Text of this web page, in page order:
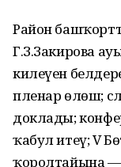
Район
Г.З.Закирова
килеүен
пленар өлөш;
доклады;
ҡабул итеү; V
ҡоролтайына —